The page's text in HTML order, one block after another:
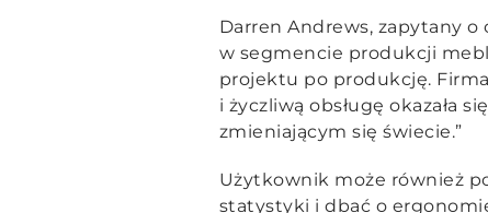
Darren Andrews, zapytany o
w segmencie produkcji
projektu po produkcję. Firma
i życzliwą obsługę okazała
zmieniającym się świecie.”
Użytkownik może również
statystyki i dbać o